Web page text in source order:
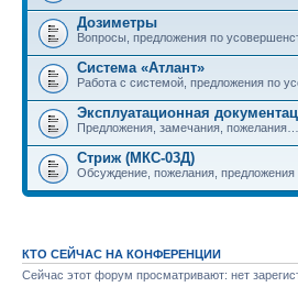
Дозиметры
Вопросы, предложения по
Система «Атлант»
Работа с системой, предложения по
Эксплуатационная
Предложения, замечания, пожелания…
Стриж (МКС-03Д)
Обсуждение, пожелания, предложения
КТО СЕЙЧАС НА КОНФЕРЕНЦИИ
Сейчас этот форум просматривают: нет